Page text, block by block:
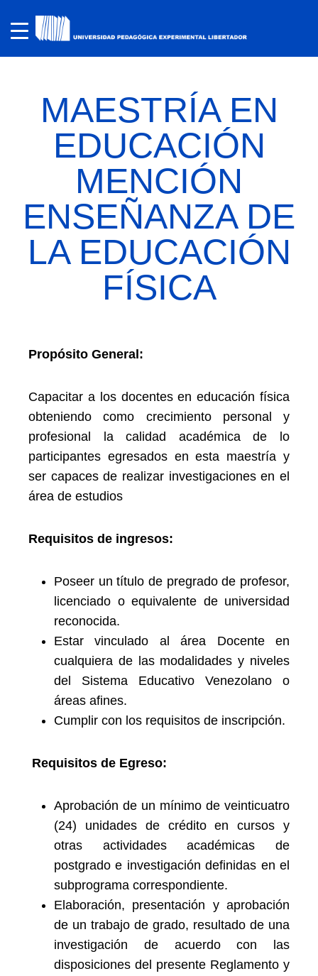
MAESTRÍA EN
EDUCACIÓN
MENCIÓN
ENSEÑANZA DE
LA EDUCACIÓN
FÍSICA
Propósito General:
Capacitar a los docentes en educación física
obteniendo como crecimiento personal y
profesional la calidad académica de lo
participantes egresados en esta maestría y
ser capaces de realizar investigaciones en el
área de estudios
Requisitos de ingresos:
Poseer un título de pregrado de profesor,
licenciado o equivalente de universidad
reconocida.
Estar vinculado al área Docente en
cualquiera de las modalidades y niveles
del Sistema Educativo Venezolano o
áreas afines.
Cumplir con los requisitos de inscripción.
Requisitos de Egreso:
Aprobación de un mínimo de veinticuatro
(24) unidades de crédito en cursos y
otras actividades académicas de
postgrado e investigación definidas en el
subprograma correspondiente.
Elaboración, presentación y aprobación
de un trabajo de grado, resultado de una
investigación de acuerdo con las
disposiciones del presente Reglamento y